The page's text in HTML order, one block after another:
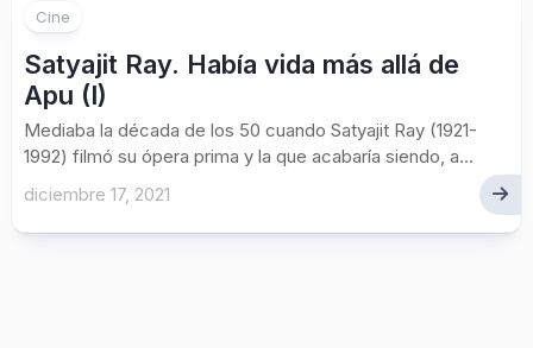
Cine
Satyajit Ray. Había vida más allá de
Apu (I)
Mediaba la década de los 50 cuando Satyajit Ray (1921-
1992) filmó su ópera prima y la que acabaría siendo, a...
diciembre 17, 2021